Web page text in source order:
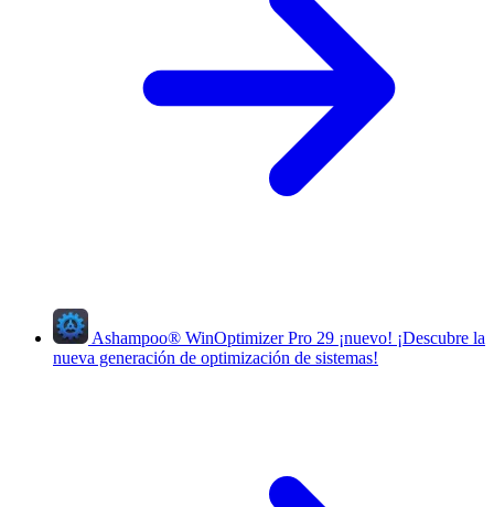
Ashampoo® WinOptimizer Pro 29 ¡nuevo! ¡Descubre la
nueva generación de optimización de sistemas!